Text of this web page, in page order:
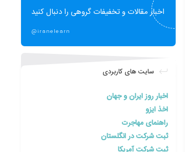
اخبار مقالات و تخفیفات گروهی را دنبال کنید
@iranelearn
سایت های کاربردی
اخبار روز ایران و جهان
اخذ ایزو
راهنمای مهاجرت
ثبت شرکت در انگلستان